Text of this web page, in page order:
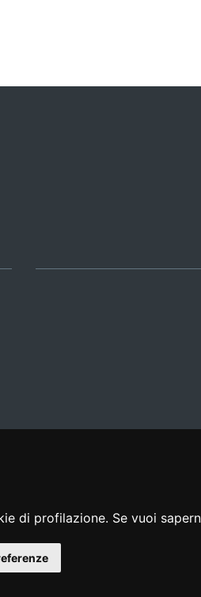
di profilazione. Se vuoi
di accessibilità | feedback